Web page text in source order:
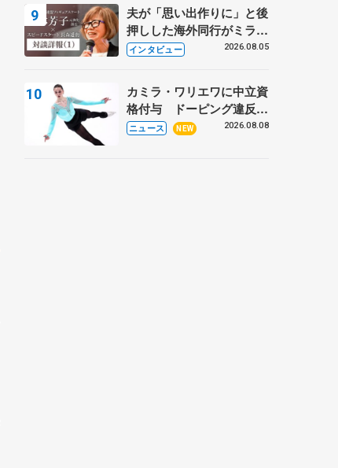
部科学省スポーツ表彰
式】
夫が「思い出作りに」と後
押しした海外同行がミラノ
まで… 繁華街のリンクで
に 小林芳子さんが振り返
るスケート人生
インタビュー 2026.08.05
カミラ・ワリエワに中立資
格付与 ドーピング違反で
処分、アレクサンドラ・イ
ニュース NEW 2026.08.08